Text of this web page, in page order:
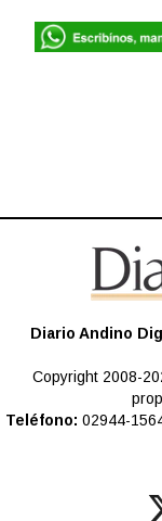
Diario Andino
Copyright 2008-
Teléfono: 02944-